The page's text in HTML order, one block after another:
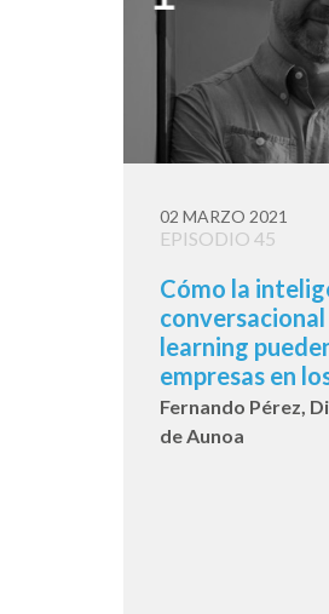
02 MARZO 2021
EPISODIO 45
Cómo la
learning
empresas en
Fernando Pérez,
de Aunoa